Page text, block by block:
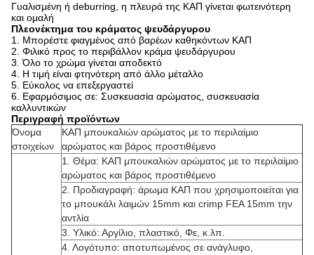
Γυαλισμένη ή deburring, η πλευρά της ΚΑΠ γίνεται φωτεινότερη
και ομαλή
Πλεονέκτημα του κράματος ψευδάργυρου
1. Μπορέστε φιαγμένος από βαρέων καθηκόντων ΚΑΠ
2. Φιλικό προς το περιβάλλον κράμα ψευδάργυρου
3. Όλο το χρώμα γίνεται αποδεκτό
4. Η τιμή είναι φτηνότερη από άλλο μέταλλο
5. Εύκολος να επεξεργαστεί
6. Εφαρμόσιμος σε: Συσκευασία αρώματος, συσκευασία
καλλυντικών
Περιγραφή προϊόντων
Όνομα
στοιχείων
ΚΑΠ μπουκαλιών αρώματος με το περιλαίμιο
αρώματος και βάρος προστιθέμενο
1. Θέμα: ΚΑΠ μπουκαλιών αρώματος με το περιλαίμιο
αρώματος και βάρος προστιθέμενο
2. Προδιαγραφή: άρωμα ΚΑΠ που χρησιμοποιείται για
το μπουκάλι λαιμών 15mm και crimp FEA 15mm την
αντλία
3. Υλικό: Αργίλιο, πλαστικό, Φε, κ.λπ.
4. Λογότυπο: αποτυπωμένος σε ανάγλυφο,